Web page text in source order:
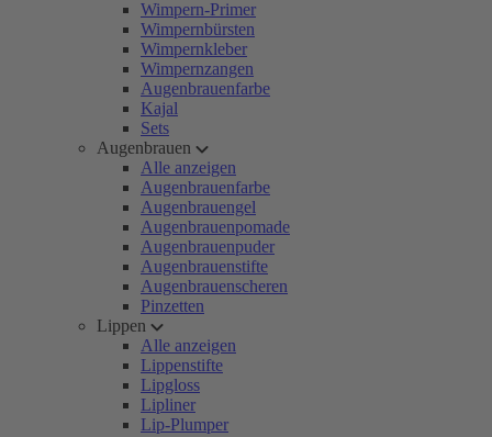
Wimpern-Primer
Wimpernbürsten
Wimpernkleber
Wimpernzangen
Augenbrauenfarbe
Kajal
Sets
Augenbrauen
Alle anzeigen
Augenbrauenfarbe
Augenbrauengel
Augenbrauenpomade
Augenbrauenpuder
Augenbrauenstifte
Augenbrauenscheren
Pinzetten
Lippen
Alle anzeigen
Lippenstifte
Lipgloss
Lipliner
Lip-Plumper